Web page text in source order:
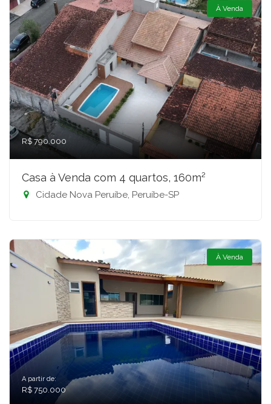
À Venda
R$ 790.000
Casa à Venda com 4 quartos, 160m²
Cidade Nova Peruíbe, Peruíbe-SP
À Venda
A partir de:
R$ 750.000